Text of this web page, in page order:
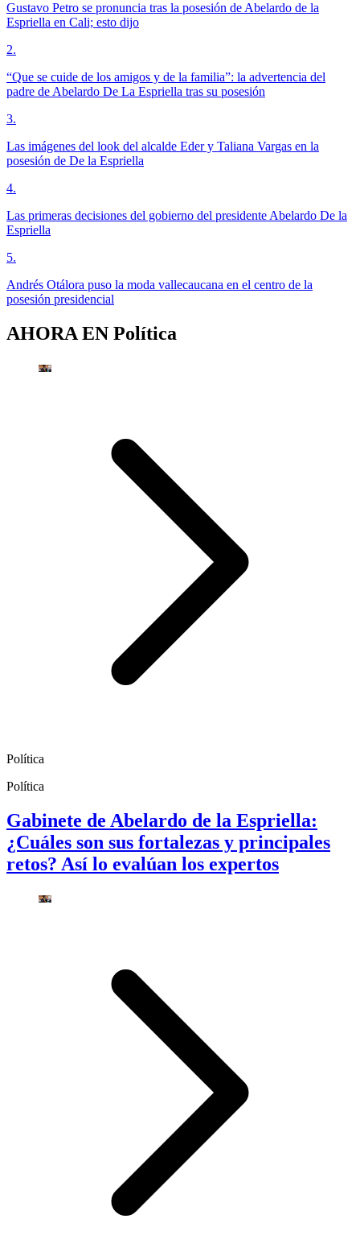
Gustavo Petro se pronuncia tras la posesión de Abelardo de la
Espriella en Cali; esto dijo
2.
“Que se cuide de los amigos y de la familia”: la advertencia del
padre de Abelardo De La Espriella tras su posesión
3.
Las imágenes del look del alcalde Eder y Taliana Vargas en la
posesión de De la Espriella
4.
Las primeras decisiones del gobierno del presidente Abelardo De la
Espriella
5.
Andrés Otálora puso la moda vallecaucana en el centro de la
posesión presidencial
AHORA EN Política
Política
Política
Gabinete de Abelardo de la Espriella:
¿Cuáles son sus fortalezas y principales
retos? Así lo evalúan los expertos